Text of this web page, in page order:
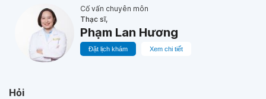
Cố vấn chuyên môn
Thạc sĩ,
Phạm Lan Hương
Đặt lịch khám Xem chi tiết
Hỏi